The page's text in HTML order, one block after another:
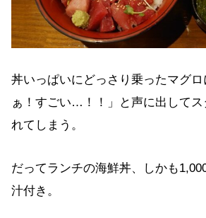
丼いっぱいにどっさり乗ったマグ
ぁ！すごい…！！」と声に出して
れてしまう。
だってランチの海鮮丼、しかも
汁付き。